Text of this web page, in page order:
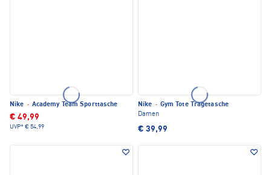
Nike · Academy Team Sporttasche
€ 49,99
UVP* € 54,99
Nike · Gym Tote Tragetasche
Damen
€ 39,99